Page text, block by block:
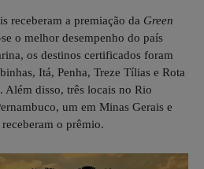
receberam a premiação da Green
o melhor desempenho do país
os destinos certificados foram
Itá, Penha, Treze Tílias e Rota
Além disso, três locais no Rio
um em Minas Gerais e
o prêmio.